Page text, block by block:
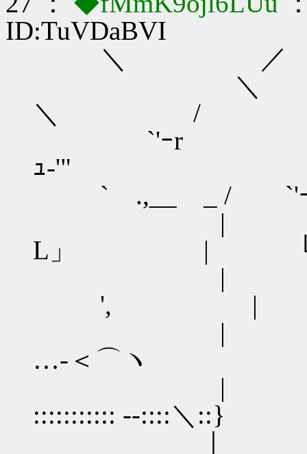
ID:TuVDaBVI
＼
＼ /
`'ｰr
ｭ
` .,__ _ / `'ｰrｭ
L」 |
', | ,
| γ⌒
…‐＜
| {::
:::::::::::